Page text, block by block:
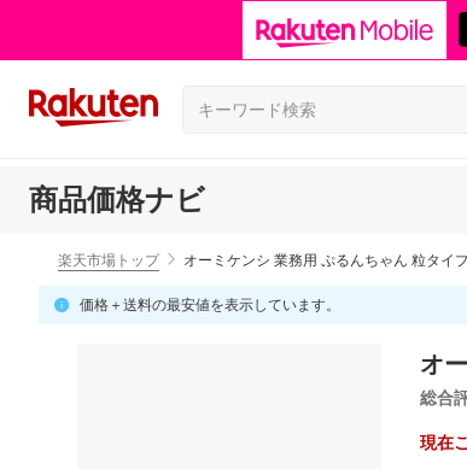
商品価格ナビ
楽天市場トップ オーミケンシ 業務用 ぷるんちゃん 粒タイ
価格＋送料の最安値を表示しています。
オ
総合
現在